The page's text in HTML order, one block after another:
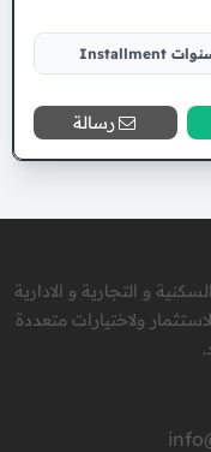
رسالة
و التجارية و الادارية
ولاختيارات متعددة